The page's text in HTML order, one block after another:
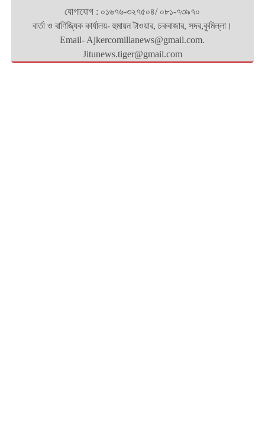
যোগাযোগ : ০১৬৭৬-৩২৭৫০৪/ ০৮১-৭৩৯৭০
বার্তা ও বাণিজ্যিক কার্যালয়- হুমায়ন টাওয়ার, চকবাজার, সদর,কুমিল্লা।
Email- Ajkercomillanews@gmail.com.
Jitunews.tiger@gmail.com